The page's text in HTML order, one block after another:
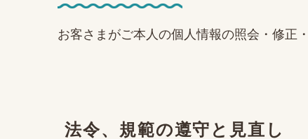
お客さまがご本人の個人情報の照会・修正
法令、規範の遵守と見直し